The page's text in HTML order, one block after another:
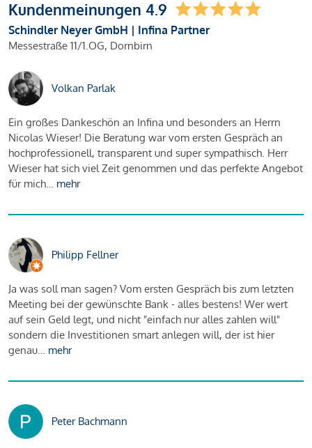
Kundenmeinungen 4.9
Schindler Neyer GmbH | Infina Partner
Messestraße 11/1.OG, Dornbirn
Volkan Parlak
Ein großes Dankeschön an Infina und besonders an Herrn
Nicolas Wieser! Die Beratung war vom ersten Gespräch an
hochprofessionell, transparent und super sympathisch. Herr
Wieser hat sich viel Zeit genommen und das perfekte Angebot
für mich… mehr
Philipp Fellner
Ja was soll man sagen? Vom ersten Gespräch bis zum letzten
Meeting bei der gewünschte Bank - alles bestens! Wer wert
auf sein Geld legt, und nicht "einfach nur alles zahlen will"
sondern die Investitionen smart anlegen will, der ist hier
genau… mehr
Peter Bachmann